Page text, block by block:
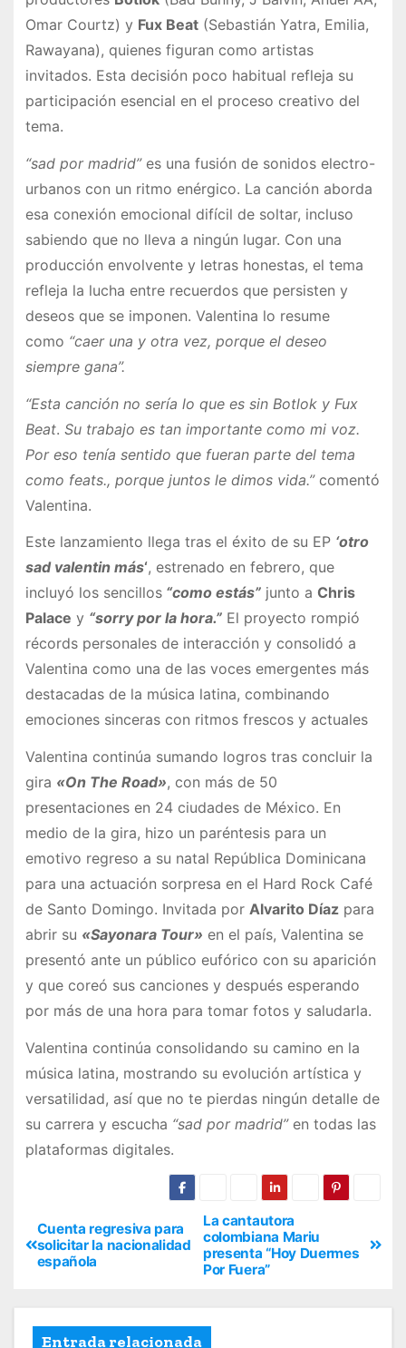
Omar Courtz) y Fux Beat(Sebastián Yatra, Emilia,
Rawayana), quienes figuran como artistas
invitados. Esta decisión poco habitual refleja su
participación esencial en el proceso creativo del
tema.
“sad por madrid”es una fusión de sonidos electro-
urbanos con un ritmo enérgico. La canción aborda
esa conexión emocional difícil de soltar, incluso
sabiendo que no lleva a ningún lugar. Con una
producción envolvente y letras honestas, el tema
refleja la lucha entre recuerdos que persisten y
deseos que se imponen. Valentina lo resume
como “caer una y otra vez, porque el deseo
siempre gana”.
“Esta canción no sería lo que es sin Botlok y Fux
Beat. Su trabajo es tan importante como mi voz.
Por eso tenía sentido que fueran parte del tema
como feats., porque juntos le dimos vida.” comentó
Valentina.
Este lanzamiento llega tras el éxito de su EP ‘otro
sad valentin más‘, estrenado en febrero, que
incluyó los sencillos“como estás”junto a Chris
Palace y “sorry por la hora.”El proyecto rompió
récords personales de interacción y consolidó a
Valentina como una de las voces emergentes más
destacadas de la música latina, combinando
emociones sinceras con ritmos frescos y actuales
Valentina continúa sumando logros tras concluir la
gira «On The Road», con más de 50
presentaciones en 24 ciudades de México. En
medio de la gira, hizo un paréntesis para un
emotivo regreso a su natal República Dominicana
para una actuación sorpresa en el Hard Rock Café
de Santo Domingo. Invitada por Alvarito Díazpara
abrir su «Sayonara Tour» en el país, Valentina se
presentó ante un público eufórico con su aparición
y que coreó sus canciones y después esperando
por más de una hora para tomar fotos y saludarla.
Valentina continúa consolidando su camino en la
música latina, mostrando su evolución artística y
versatilidad, así que no te pierdas ningún detalle de
su carrera y escucha “sad por madrid”en todas las
plataformas digitales.
La cantautora
colombiana Mariu
presenta “Hoy Duermes
Por Fuera”
Cuenta regresiva para
solicitar la nacionalidad
española
Entrada relacionada